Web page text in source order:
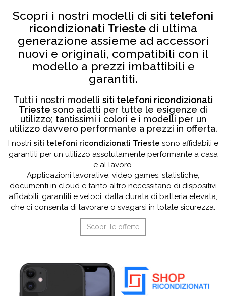
Scopri i nostri modelli di siti telefoni
ricondizionati Trieste di ultima
generazione assieme ad accessori
nuovi e originali, compatibili con il
modello a prezzi imbattibili e
garantiti.
Tutti i nostri modelli siti telefoni ricondizionati
Trieste sono adatti per tutte le esigenze di
utilizzo; tantissimi i colori e i modelli per un
utilizzo davvero performante a prezzi in offerta.
I nostri siti telefoni ricondizionati Trieste sono affidabili e
garantiti per un utilizzo assolutamente performante a casa
e al lavoro.
Applicazioni lavorative, video games, statistiche,
documenti in cloud e tanto altro necessitano di dispositivi
affidabili, garantiti e veloci, dalla durata di batteria elevata,
che ci consenta di lavorare o svagarsi in totale sicurezza.
Scopri le offerte